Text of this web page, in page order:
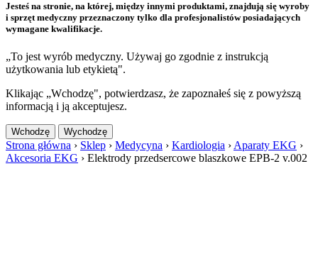
Jesteś na stronie, na której, między innymi produktami, znajdują się wyroby
i sprzęt medyczny przeznaczony tylko dla profesjonalistów posiadających
wymagane kwalifikacje.
„To jest wyrób medyczny. Używaj go zgodnie z instrukcją
użytkowania lub etykietą".
Klikając „Wchodzę", potwierdzasz, że zapoznałeś się z powyższą
informacją i ją akceptujesz.
Wchodzę Wychodzę
Strona główna › Sklep › Medycyna › Kardiologia › Aparaty EKG ›
Akcesoria EKG › Elektrody przedsercowe blaszkowe EPB-2 v.002